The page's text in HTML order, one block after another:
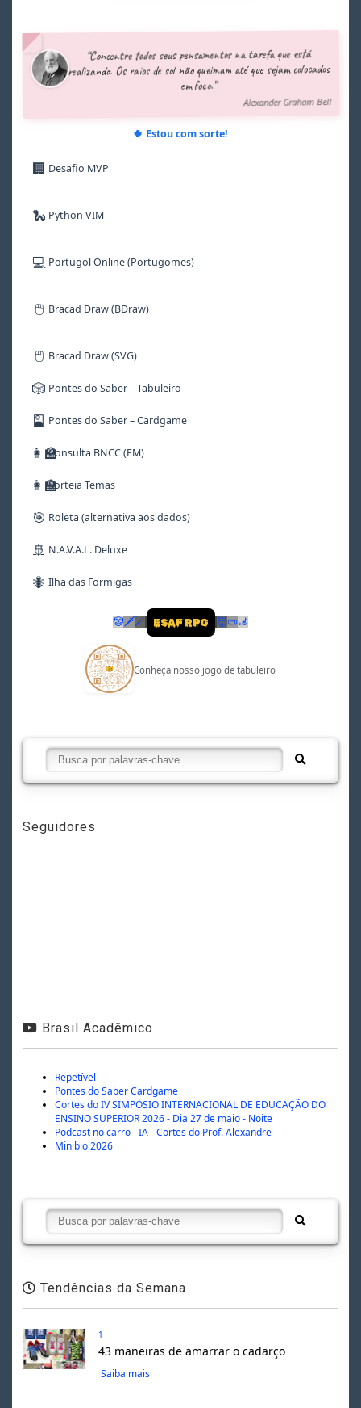
6
7
6
7
8
6
7
8
6
7
8
7
8
“Concentre todos seus pensamentos na tarefa que está
realizando. Os raios de sol não queimam até que sejam colocados
em foco.”
Alexander Graham Bell
🍀 Estou com sorte!
🏢 Desafio MVP
🐍 Python VIM
💻 Portugol Online (Portugomes)
🖱️ Bracad Draw (BDraw)
🖱️ Bracad Draw (SVG)
🎲 Pontes do Saber – Tabuleiro
🎴 Pontes do Saber – Cardgame
👩‍🏫Consulta BNCC (EM)
👩‍🏫Sorteia Temas
🎯 Roleta (alternativa aos dados)
🚢 N.A.V.A.L. Deluxe
🐜 Ilha das Formigas
🤡 🗡🪄 ESAF RPG 👹📜🦼
Conheça nosso jogo de tabuleiro
Seguidores
Brasil Acadêmico
Repetível
Pontes do Saber Cardgame
Cortes do IV SIMPÓSIO INTERNACIONAL DE EDUCAÇÃO DO
ENSINO SUPERIOR 2026 - Dia 27 de maio - Noite
Podcast no carro - IA - Cortes do Prof. Alexandre
Minibio 2026
Tendências da Semana
1
43 maneiras de amarrar o cadarço
Saiba mais